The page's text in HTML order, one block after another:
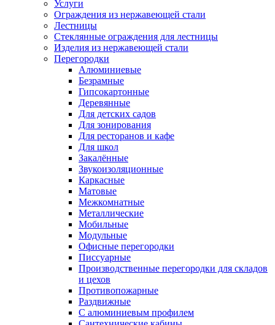
Услуги
Ограждения из нержавеющей стали
Лестницы
Стеклянные ограждения для лестницы
Изделия из нержавеющей стали
Перегородки
Алюминиевые
Безрамные
Гипсокартонные
Деревянные
Для детских садов
Для зонирования
Для ресторанов и кафе
Для школ
Закалённые
Звукоизоляционные
Каркасные
Матовые
Межкомнатные
Металлические
Мобильные
Модульные
Офисные перегородки
Писсуарные
Производственные перегородки для складов
и цехов
Противопожарные
Раздвижные
С алюминиевым профилем